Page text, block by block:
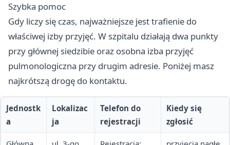
Szybka pomoc
Gdy liczy się czas, najważniejsze jest trafienie do
właściwej izby przyjęć. W szpitalu działają dwa punkty
przy głównej siedzibie oraz osobna izba przyjęć
pulmonologiczna przy drugim adresie. Poniżej masz
najkrótszą drogę do kontaktu.
Jednostk
a
Lokalizac
ja
Telefon do
rejestracji
Kiedy się
zgłosić